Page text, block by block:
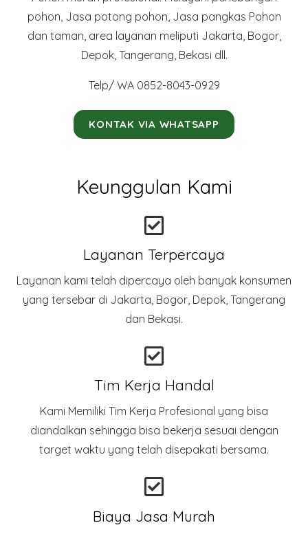
pohon, Jasa potong pohon, Jasa pangkas Pohon
dan taman, area layanan meliputi Jakarta, Bogor,
Depok, Tangerang, Bekasi dll.
Telp/ WA 0852-8043-0929
KONTAK VIA WHATSAPP
Keunggulan Kami
Layanan Terpercaya
Layanan kami telah dipercaya oleh banyak konsumen
yang tersebar di Jakarta, Bogor, Depok, Tangerang
dan Bekasi.
Tim Kerja Handal
Kami Memiliki Tim Kerja Profesional yang bisa
diandalkan sehingga bisa bekerja sesuai dengan
target waktu yang telah disepakati bersama.
Biaya Jasa Murah